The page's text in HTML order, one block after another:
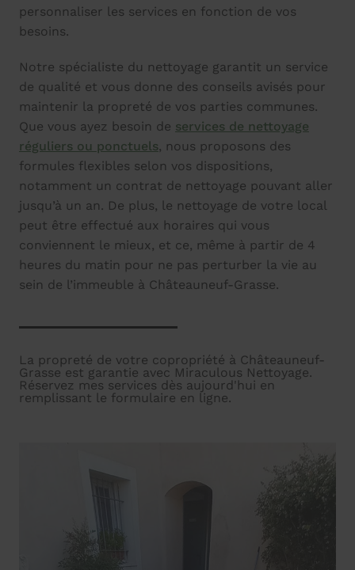
personnaliser les services en fonction de vos
besoins.
Notre spécialiste du nettoyage garantit un service
de qualité et vous donne des conseils avisés pour
maintenir la propreté de vos parties communes.
Que vous ayez besoin de services de nettoyage
réguliers ou ponctuels, nous proposons des
formules flexibles selon vos dispositions,
notamment un contrat de nettoyage pouvant aller
jusqu’à un an. De plus, le nettoyage de votre local
peut être effectué aux horaires qui vous
conviennent le mieux, et ce, même à partir de 4
heures du matin pour ne pas perturber la vie au
sein de l’immeuble à Châteauneuf-Grasse.
La propreté de votre copropriété à Châteauneuf-
Grasse est garantie avec Miraculous Nettoyage.
Réservez mes services dès aujourd'hui en
remplissant le formulaire en ligne.